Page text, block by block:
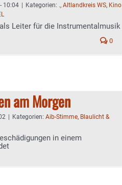
10:04 Kategorien: ., Altlandkreis WS, Kino
Leiter für die Instrumentalmusik
0
am Morgen
Kategorien: Aib-Stimme, Blaulicht &
in einem